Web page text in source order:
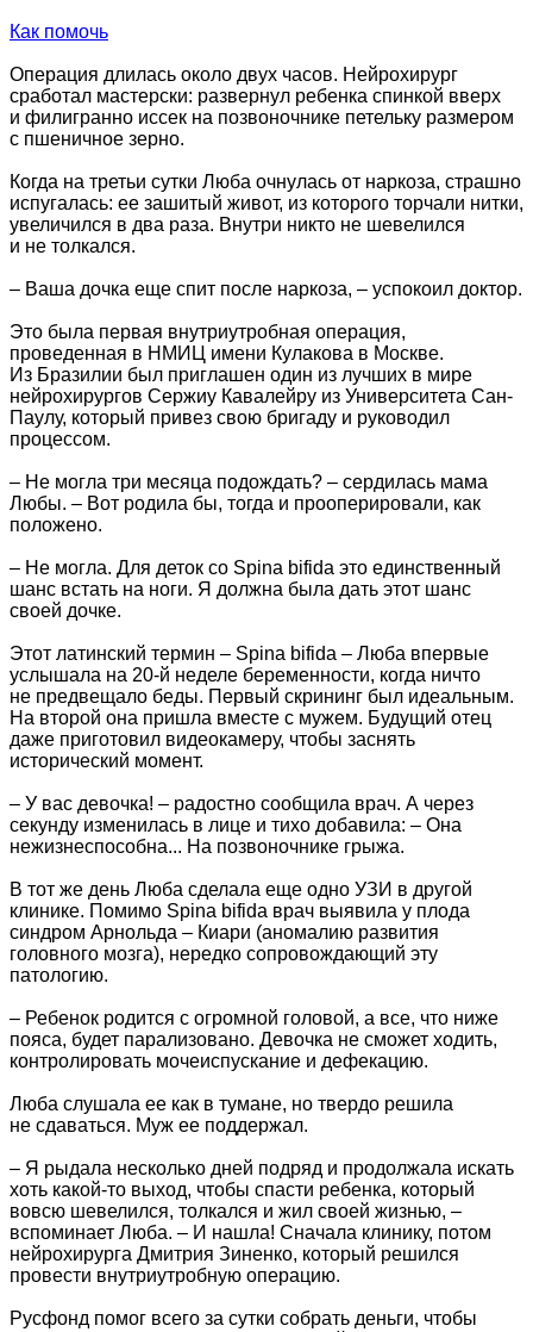
Как помочь
Операция длилась около двух часов. Нейрохирург
сработал мастерски: развернул ребенка спинкой вверх
и филигранно иссек на позвоночнике петельку размером
с пшеничное зерно.
Когда на третьи сутки Люба очнулась от наркоза, страшно
испугалась: ее зашитый живот, из которого торчали нитки,
увеличился в два раза. Внутри никто не шевелился
и не толкался.
– Ваша дочка еще спит после наркоза, – успокоил доктор.
Это была первая внутриутробная операция,
проведенная в НМИЦ имени Кулакова в Москве.
Из Бразилии был приглашен один из лучших в мире
нейрохирургов Сержиу Кавалейру из Университета Сан-
Паулу, который привез свою бригаду и руководил
процессом.
– Не могла три месяца подождать? – сердилась мама
Любы. – Вот родила бы, тогда и прооперировали, как
положено.
– Не могла. Для деток со Spina bifida это единственный
шанс встать на ноги. Я должна была дать этот шанс
своей дочке.
Этот латинский термин – Spina bifida – Люба впервые
услышала на 20-й неделе беременности, когда ничто
не предвещало беды. Первый скрининг был идеальным.
На второй она пришла вместе с мужем. Будущий отец
даже приготовил видеокамеру, чтобы заснять
исторический момент.
– У вас девочка! – радостно сообщила врач. А через
секунду изменилась в лице и тихо добавила: – Она
нежизнеспособна... На позвоночнике грыжа.
В тот же день Люба сделала еще одно УЗИ в другой
клинике. Помимо Spina bifida врач выявила у плода
синдром Арнольда – Киари (аномалию развития
головного мозга), нередко сопровождающий эту
патологию.
– Ребенок родится с огромной головой, а все, что ниже
пояса, будет парализовано. Девочка не сможет ходить,
контролировать мочеиспускание и дефекацию.
Люба слушала ее как в тумане, но твердо решила
не сдаваться. Муж ее поддержал.
– Я рыдала несколько дней подряд и продолжала искать
хоть какой-то выход, чтобы спасти ребенка, который
вовсю шевелился, толкался и жил своей жизнью, –
вспоминает Люба. – И нашла! Сначала клинику, потом
нейрохирурга Дмитрия Зиненко, который решился
провести внутриутробную операцию.
Русфонд помог всего за сутки собрать деньги, чтобы